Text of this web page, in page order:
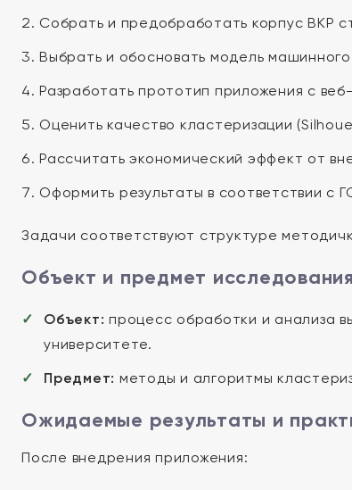
Собрать и предобработать корпус ВКР
Выбрать и обосновать модель машинного
Разработать прототип приложения с
Оценить качество кластеризации
Рассчитать экономический эффект от
Оформить результаты в соответствии с
Задачи соответствуют структуре
Объект и предмет исследования
Объект: процесс обработки и анализа
университете.
Предмет: методы и алгоритмы
Ожидаемые результаты и
После внедрения приложения: